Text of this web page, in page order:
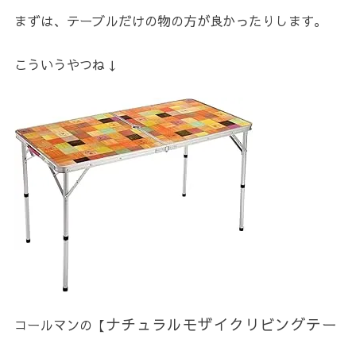
まずは、テーブルだけの物の方が良かったりします。
こういうやつね↓
コールマンの【ナチュラルモザイクリビングテー